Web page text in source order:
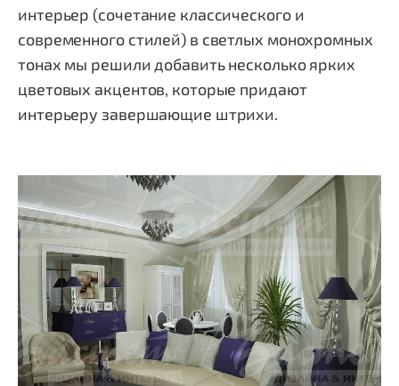
интерьер (сочетание классического и
современного стилей) в светлых монохромных
тонах мы решили добавить несколько ярких
цветовых акцентов, которые придают
интерьеру завершающие штрихи.